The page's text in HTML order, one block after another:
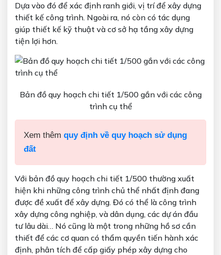
Dựa vào đó để xác định ranh giới, vị trí để xây dựng
thiết kế công trình. Ngoài ra, nó còn có tác dụng
giúp thiết kế kỹ thuật và cơ sở hạ tầng xây dựng
tiện lợi hơn.
Bản đồ quy hoạch chi tiết 1/500 gắn với các công
trình cụ thể
Xem thêm quy định về quy hoạch sử dụng
đất
Với bản đồ quy hoạch chi tiết 1/500 thường xuất
hiện khi những công trình chủ thể nhất định đang
được đề xuất để xây dựng. Đó có thể là công trình
xây dựng công nghiệp, và dân dụng, các dự án đầu
tư lâu dài… Nó cũng là một trong những hồ sơ cần
thiết để các cơ quan có thẩm quyền tiến hành xác
định, phân tích để cấp giấy phép xây dựng cho